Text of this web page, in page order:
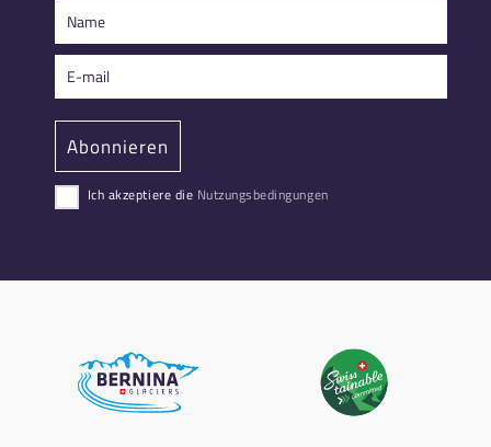
Ich akzeptiere die Nutzungsbedingungen